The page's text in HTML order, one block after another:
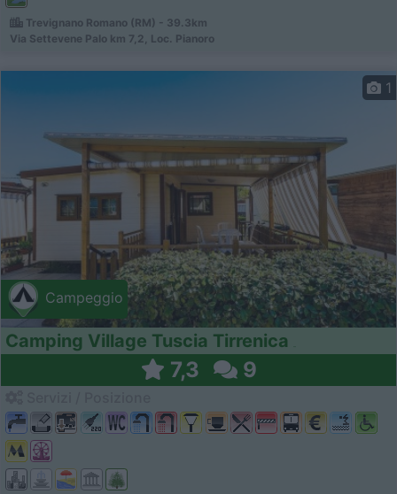
Trevignano Romano (RM) - 39.3km
Via Settevene Palo km 7,2, Loc. Pianoro
Campeggio
1
Camping Village Tuscia Tirrenica
7,3 9